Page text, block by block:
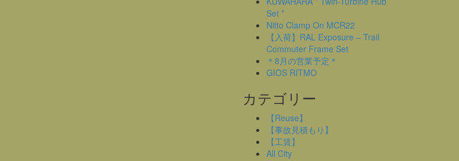
Set *
Nitto Clamp On MCR22
【入荷】RAL Exposure – Trail
Commuter Frame Set
＊8月の営業予定＊
GIOS RITMO
カテゴリー
【Reuse】
【事故見積もり】
【工賃】
All City